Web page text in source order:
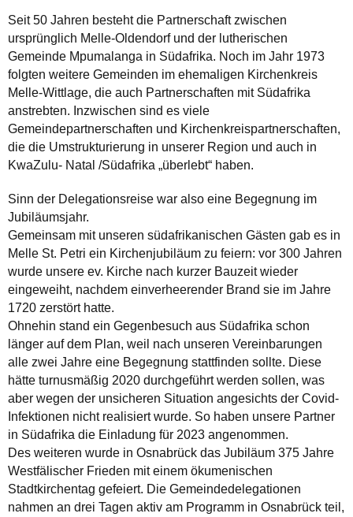
Seit 50 Jahren besteht die Partnerschaft zwischen
ursprünglich Melle-Oldendorf und der lutherischen
Gemeinde Mpumalanga in Südafrika. Noch im Jahr 1973
folgten weitere Gemeinden im ehemaligen Kirchenkreis
Melle-Wittlage, die auch Partnerschaften mit Südafrika
anstrebten. Inzwischen sind es viele
Gemeindepartnerschaften und Kirchenkreispartnerschaften,
die die Umstrukturierung in unserer Region und auch in
KwaZulu- Natal /Südafrika „überlebt“ haben.
Sinn der Delegationsreise war also eine Begegnung im
Jubiläumsjahr.
Gemeinsam mit unseren südafrikanischen Gästen gab es in
Melle St. Petri ein Kirchenjubiläum zu feiern: vor 300 Jahren
wurde unsere ev. Kirche nach kurzer Bauzeit wieder
eingeweiht, nachdem einverheerender Brand sie im Jahre
1720 zerstört hatte.
Ohnehin stand ein Gegenbesuch aus Südafrika schon
länger auf dem Plan, weil nach unseren Vereinbarungen
alle zwei Jahre eine Begegnung stattfinden sollte. Diese
hätte turnusmäßig 2020 durchgeführt werden sollen, was
aber wegen der unsicheren Situation angesichts der Covid-
Infektionen nicht realisiert wurde. So haben unsere Partner
in Südafrika die Einladung für 2023 angenommen.
Des weiteren wurde in Osnabrück das Jubiläum 375 Jahre
Westfälischer Frieden mit einem ökumenischen
Stadtkirchentag gefeiert. Die Gemeindedelegationen
nahmen an drei Tagen aktiv am Programm in Osnabrück teil,